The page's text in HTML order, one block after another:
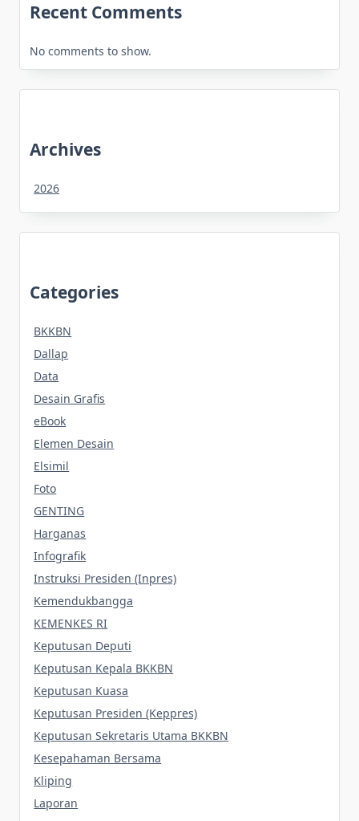
Recent Comments
No comments to show.
Archives
2026
Categories
BKKBN
Dallap
Data
Desain Grafis
eBook
Elemen Desain
Elsimil
Foto
GENTING
Harganas
Infografik
Instruksi Presiden (Inpres)
Kemendukbangga
KEMENKES RI
Keputusan Deputi
Keputusan Kepala BKKBN
Keputusan Kuasa
Keputusan Presiden (Keppres)
Keputusan Sekretaris Utama BKKBN
Kesepahaman Bersama
Kliping
Laporan